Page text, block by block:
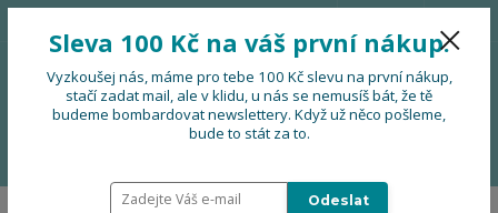
Menu
0 Kč
Sleva 100 Kč na váš první nákup.
Vyzkoušej nás, máme pro tebe 100 Kč slevu na první nákup,
stačí zadat mail, ale v klidu, u nás se nemusíš bát, že tě
budeme bombardovat newslettery. Když už něco pošleme,
bude to stát za to.
Odeslat